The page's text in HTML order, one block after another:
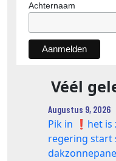
Achternaam
Véél
Augustus 9, 2026
Pik in ❗️het is
regering start